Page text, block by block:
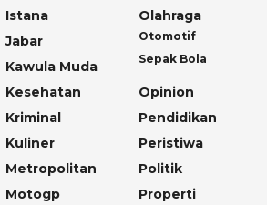
Istana
Jabar
Kawula Muda
Kesehatan
Kriminal
Kuliner
Metropolitan
Motogp
Olahraga
Otomotif
Sepak Bola
Opinion
Pendidikan
Peristiwa
Politik
Properti